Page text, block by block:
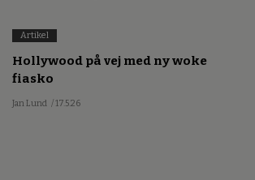
Artikel
Hollywood på vej med ny woke
fiasko
Jan Lund / 17.5.26